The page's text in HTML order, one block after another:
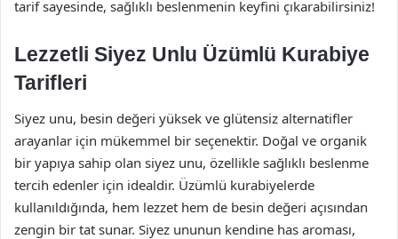
tarif sayesinde, sağlıklı beslenmenin keyfini çıkarabilirsiniz!
Lezzetli Siyez Unlu Üzümlü Kurabiye
Tarifleri
Siyez unu, besin değeri yüksek ve glütensiz alternatifler
arayanlar için mükemmel bir seçenektir. Doğal ve organik
bir yapıya sahip olan siyez unu, özellikle sağlıklı beslenme
tercih edenler için idealdir. Üzümlü kurabiyelerde
kullanıldığında, hem lezzet hem de besin değeri açısından
zengin bir tat sunar. Siyez ununun kendine has aroması,